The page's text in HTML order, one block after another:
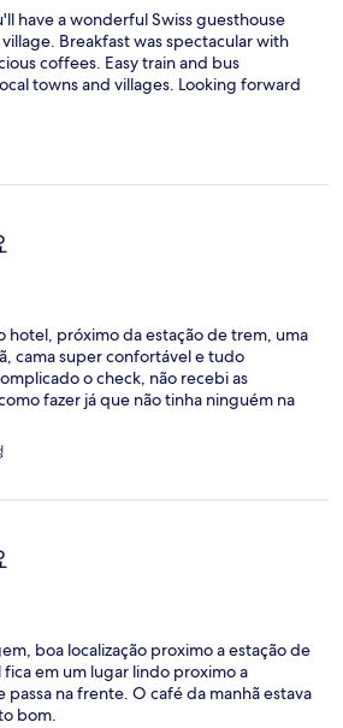
have a wonderful Swiss guesthouse
Breakfast was spectacular with
coffees. Easy train and bus
towns and villages. Looking forward
hotel, próximo da estação de trem, uma
cama super confortável e tudo
o check, não recebi as
fazer já que não tinha ninguém na
boa localização proximo a estação de
em um lugar lindo proximo a
passa na frente. O café da manhã estava
bom.